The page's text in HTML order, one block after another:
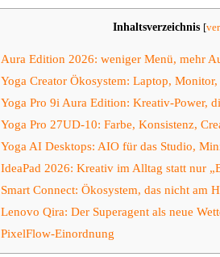
Inhaltsverzeichnis [
Aura Edition 2026: weniger Menü, mehr
Yoga Creator Ökosystem: Laptop,
Yoga Pro 9i Aura Edition: Kreativ-Power,
Yoga Pro 27UD-10: Farbe, Konsistenz,
Yoga AI Desktops: AIO für das Studio,
IdeaPad 2026: Kreativ im Alltag statt nur
Smart Connect: Ökosystem, das nicht am
Lenovo Qira: Der Superagent als neue
PixelFlow-Einordnung